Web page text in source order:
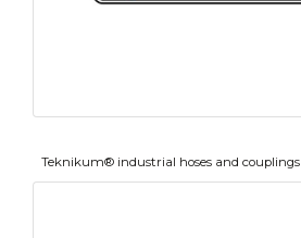
Teknikum® industrial hoses and couplings